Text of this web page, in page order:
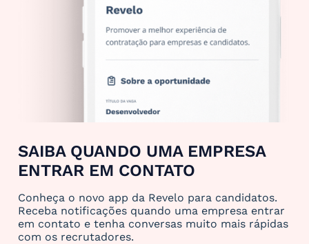
SAIBA QUANDO UMA EMPRESA
ENTRAR EM CONTATO
Conheça o novo app da Revelo para candidatos.
Receba notificações quando uma empresa entrar
em contato e tenha conversas muito mais rápidas
com os recrutadores.